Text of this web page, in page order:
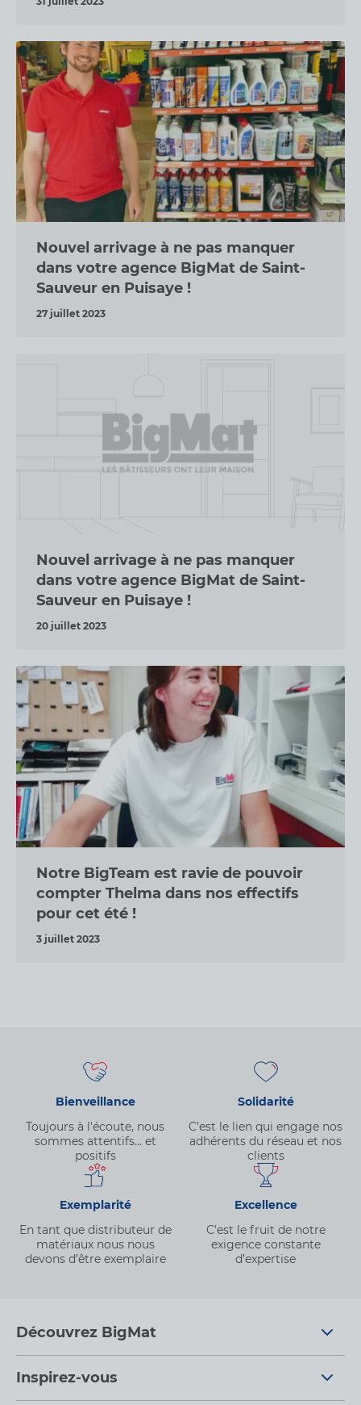
Nouvel arrivage à ne pas manquer
dans votre agence BigMat de Saint-
Sauveur en Puisaye !
27 juillet 2023
Nouvel arrivage à ne pas manquer
dans votre agence BigMat de Saint-
Sauveur en Puisaye !
20 juillet 2023
Notre BigTeam est ravie de pouvoir
compter Thelma dans nos effectifs
pour cet été !
3 juillet 2023
Bienveillance
Toujours à l'écoute, nous
sommes attentifs… et
positifs
Solidarité
C’est le lien qui engage nos
adhérents du réseau et nos
clients
Exemplarité
En tant que distributeur de
matériaux nous nous
devons d’être exemplaire
Excellence
C’est le fruit de notre
exigence constante
d’expertise
Découvrez BigMat
Nous rejoindre
Inspirez-vous